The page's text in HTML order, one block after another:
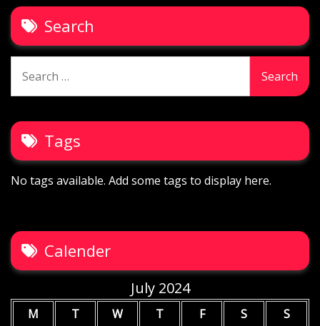
Search
for:
Tags
No tags available. Add some tags to display here.
Calender
July 2024
M T W T F S S